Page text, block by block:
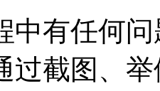
中有任何
过截图、